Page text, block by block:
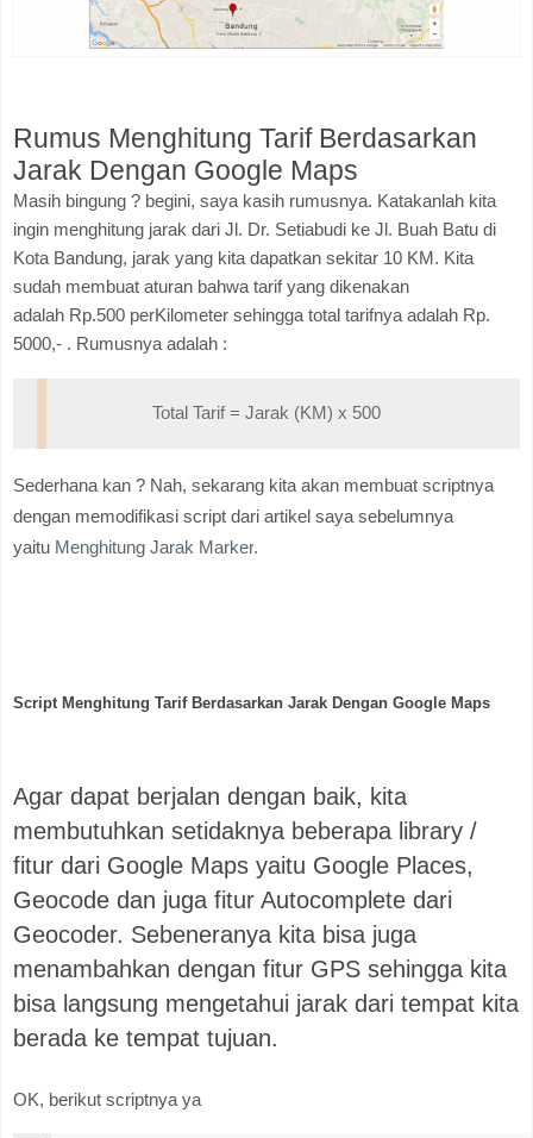
Rumus Menghitung Tarif Berdasarkan
Jarak Dengan Google Maps
Masih bingung ? begini, saya kasih rumusnya. Katakanlah kita
ingin menghitung jarak dari Jl. Dr. Setiabudi ke Jl. Buah Batu di
Kota Bandung, jarak yang kita dapatkan sekitar 10 KM. Kita
sudah membuat aturan bahwa tarif yang dikenakan
adalah Rp.500 perKilometer sehingga total tarifnya adalah Rp.
5000,- . Rumusnya adalah :
Total Tarif = Jarak (KM) x 500
Sederhana kan ? Nah, sekarang kita akan membuat scriptnya
dengan memodifikasi script dari artikel saya sebelumnya
yaitu Menghitung Jarak Marker.
Script Menghitung Tarif Berdasarkan Jarak Dengan Google Maps
Agar dapat berjalan dengan baik, kita
membutuhkan setidaknya beberapa library /
fitur dari Google Maps yaitu Google Places,
Geocode dan juga fitur Autocomplete dari
Geocoder. Sebeneranya kita bisa juga
menambahkan dengan fitur GPS sehingga kita
bisa langsung mengetahui jarak dari tempat kita
berada ke tempat tujuan.
OK, berikut scriptnya ya